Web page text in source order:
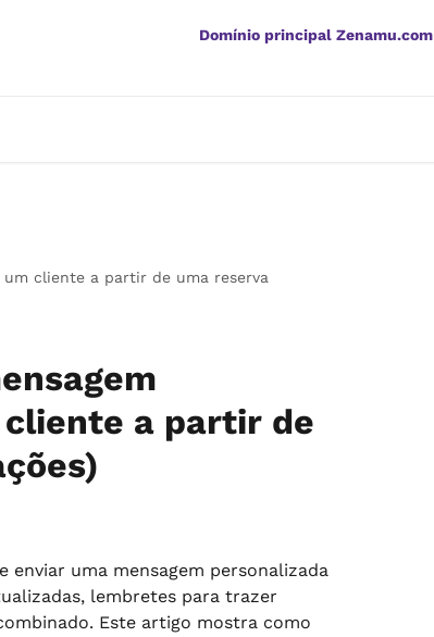
Domínio principal Zenamu.com
um cliente a partir de uma reserva
a partir de
uma mensagem personalizada
lembretes para trazer
Este artigo mostra como